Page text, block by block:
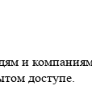
и
доступе.